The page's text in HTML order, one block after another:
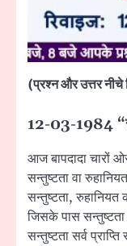
(प्रश्न और उत्तर नीचे
12-03-1984
आज बापदादा चारों
सन्तुष्टता वा
सन्तुष्टता, रुहानियत
जिसके पास
सन्तुष्टता सर्व